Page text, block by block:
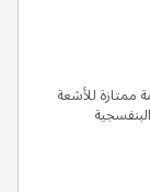
ممتازة للأشعة